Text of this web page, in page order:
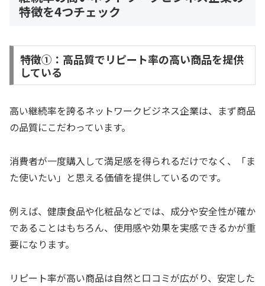
特徴を4つチェック
特徴①：高品質でリピート率の高い商品を提供
している
高い継続率を誇るネットワークビジネス企業は、まず商品
の品質にこだわっています。
消費者が一度購入して満足感を得られるだけでなく、「ま
た使いたい」と思える価値を提供しているのです。
例えば、健康食品や化粧品などでは、成分や安全性が確か
であることはもちろん、使用感や効果を実感できるかが重
要になります。
リピート率が高い商品は自然と口コミが広がり、安定した